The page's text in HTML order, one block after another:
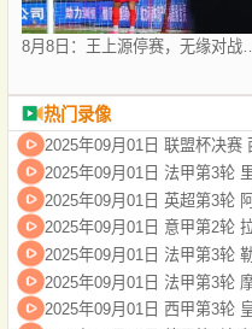
8月8日：王上源停赛，无缘对战西
热门录像
2025年09月01日 联盟杯决赛
2025年09月01日 法甲第3轮
2025年09月01日 英超第3轮
2025年09月01日 意甲第2轮
2025年09月01日 法甲第3轮
2025年09月01日 法甲第3轮
2025年09月01日 西甲第3轮